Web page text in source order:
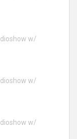
w/
w/
w/